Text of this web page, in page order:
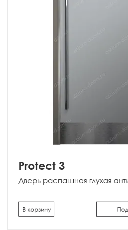
Protect 3
Дверь распашная глухая
В корзину